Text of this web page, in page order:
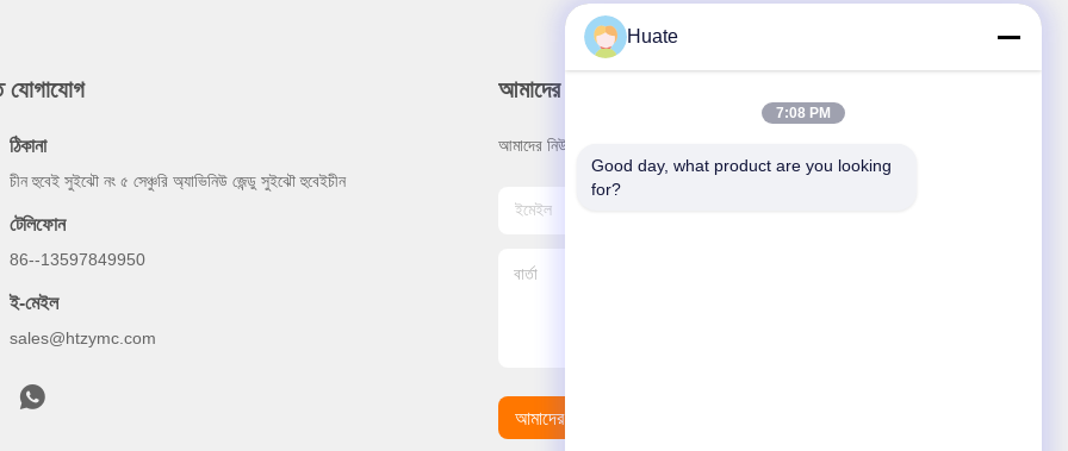
যোগাযোগ
ঠিকানা
চীন হুবেই সুইঝৌ নং ৫ সেঞ্চুরি অ্যাভিনিউ জেন্ডু সুইঝৌ হুবেইচীন
টেলিফোন
86--13597849950
ই-মেইল
sales@htzymc.com
আমাদের নিউজলেটার
আমাদের নিউজলেটারে সাবস্ক্রাইব করুন এবং আরও অনেক কিছু পেতে পারেন।
আমাদের সাথে যোগাযোগ
Huate
7:08 PM
Good day, what product are you looking
for?